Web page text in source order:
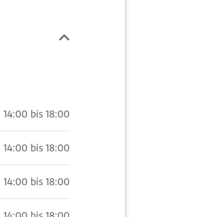
14:00 bis 18:00
14:00 bis 18:00
14:00 bis 18:00